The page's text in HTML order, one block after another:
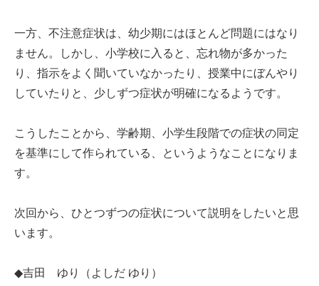
一方、不注意症状は、幼少期にはほとんど問題にはなり
ません。しかし、小学校に入ると、忘れ物が多かった
り、指示をよく聞いていなかったり、授業中にぼんやり
していたりと、少しずつ症状が明確になるようです。
こうしたことから、学齢期、小学生段階での症状の同定
を基準にして作られている、というようなことになりま
す。
次回から、ひとつずつの症状について説明をしたいと思
います。
◆吉田 ゆり（よしだ ゆり）